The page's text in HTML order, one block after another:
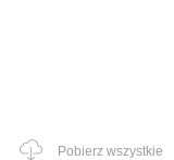
Pobierz wszystkie